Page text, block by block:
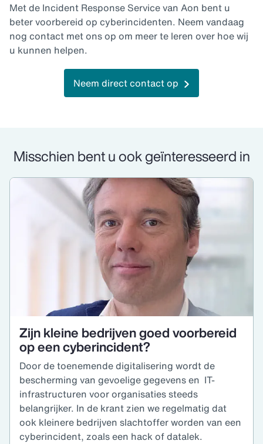
Met de Incident Response Service van Aon bent u
beter voorbereid op cyberincidenten. Neem vandaag
nog contact met ons op om meer te leren over hoe wij
u kunnen helpen.
Neem direct contact op
Misschien bent u ook geïnteresseerd in
Zijn kleine bedrijven goed voorbereid
op een cyberincident?
Door de toenemende digitalisering wordt de
bescherming van gevoelige gegevens en IT-
infrastructuren voor organisaties steeds
belangrijker. In de krant zien we regelmatig dat
ook kleinere bedrijven slachtoffer worden van een
cyberincident, zoals een hack of datalek.